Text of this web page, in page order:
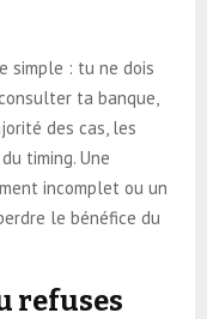
simple : tu ne dois
ta banque,
des cas, les
timing. Une
incomplet ou un
le bénéfice du
refuses